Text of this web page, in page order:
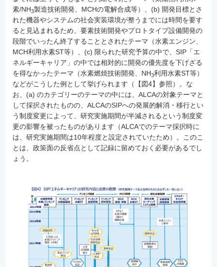
素/NH3製造技術開発、MCHの電解合成等）、(b) 開発目標とさ
れた機器やシステムの社会実装環境が整うまでには時間を要す
ると見込まれるため、要素技術開発やプロトタイプ設備開発の
段階でいったん終了することとされたテーマ（水素エンジン、
MCH利用水素ST等）、(c) 限られた研究予算の中で、SIP「エ
ネルギーキャリア」の中では相対的に開発の優先度を下げざる
を得なかったテーマ（水素燃焼技術開発、NH3利用水素ST等）
などがこうした例として挙げられます（【図4】参照）。な
お、(a) のカテゴリーのテーマの中には、ALCAの対象テーマと
して採択されたものの、ALCAのSIPへの発展的解消・移行とい
う制度変更によって、研究実施期間が半減されるという制度変
更の影響を被ったものがあります（ALCAでのテーマ採択時に
は、研究実施期間は10年程度と設定されていたため）。このこ
とは、政策面の反省点として記録に留めておく必要があるでし
ょう。